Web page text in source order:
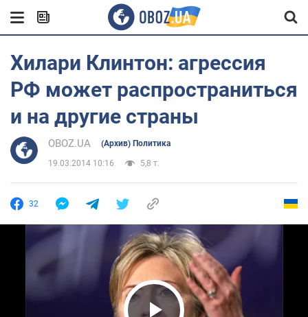
Хилари Клинтон: агрессия
РФ может распространиться
и на другие страны
OBOZ.UA (Архив) Политика
19.03.2014 10:16 5,8 т.
32